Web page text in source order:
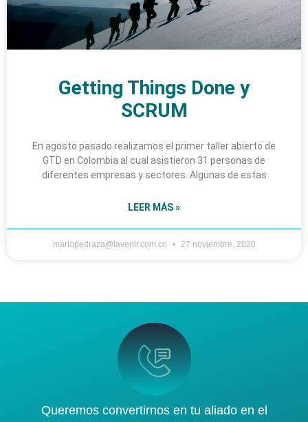
Getting Things Done y
SCRUM
En agosto pasado realizamos el primer taller abierto de
GTD en Colombia al cual asistieron 31 personas de
diferentes empresas y sectores. Algunas de estas
LEER MÁS »
mariopedraza@lavenir.com.co 27 noviembre, 2020
Queremos convertirnos en tu aliado en el